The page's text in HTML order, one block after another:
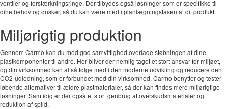
ventiler og forstærkningsringe. Der tilbydes også løsninger som er specifikke til
dine behov og ønsker, så du kan være med i planlægningsfasen af dit produkt.
Miljørigtig produktion
Gennem Carmo kan du med god samvittighed overlade støbningen af dine
plastkomponenter til andre. Her bliver der nemlig taget et stort ansvar for miljøet,
og din virksomhed kan altså følge med i den moderne udvikling og reducere den
CO2-udledning, som er forbundet med din virksomhed. Carmo benytter og tester
løbende alternativer til ældre plastmaterialer, så der kan findes mere miljørigtige
løsninger. Samtidig er der også et stort genbrug af overskudsmaterialer og
reduktion af spild.